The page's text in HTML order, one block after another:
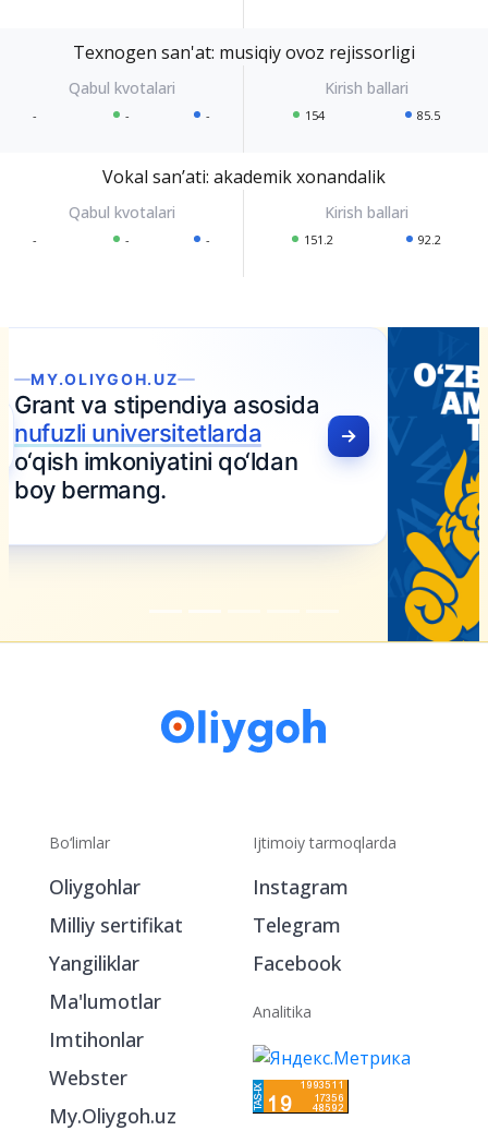
Texnogen san'at: musiqiy ovoz rejissorligi
- - - 154 85.5
Vokal sanʼati: akademik xonandalik
- - - 151.2 92.2
Bo‘limlar
Oliygohlar
Milliy sertifikat
Yangiliklar
Ma'lumotlar
Imtihonlar
Webster
My.Oliygoh.uz
Ijtimoiy tarmoqlarda
Instagram
Telegram
Facebook
Analitika